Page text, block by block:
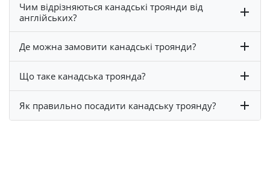
Чим відрізняються канадські троянди від
англійських?
Де можна замовити канадські троянди?
Що таке канадська троянда?
Як правильно посадити канадську троянду?